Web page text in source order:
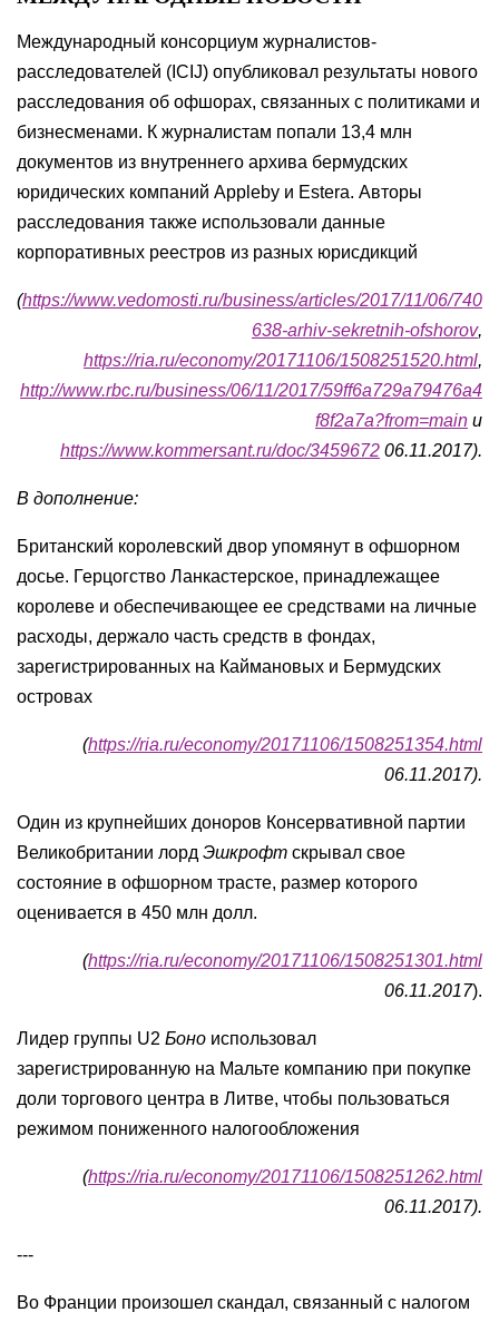
Международный консорциум журналистов-
расследователей (ICIJ) опубликовал результаты нового
расследования об офшорах, связанных с политиками и
бизнесменами. К журналистам попали 13,4 млн
документов из внутреннего архива бермудских
юридических компаний Appleby и Estera. Авторы
расследования также использовали данные
корпоративных реестров из разных юрисдикций
(https://www.vedomosti.ru/business/articles/2017/11/06/740
638-arhiv-sekretnih-ofshorov,
https://ria.ru/economy/20171106/1508251520.html,
http://www.rbc.ru/business/06/11/2017/59ff6a729a79476a4
f8f2a7a?from=main и
https://www.kommersant.ru/doc/3459672 06.11.2017).
В дополнение:
Британский королевский двор упомянут в офшорном
досье. Герцогство Ланкастерское, принадлежащее
королеве и обеспечивающее ее средствами на личные
расходы, держало часть средств в фондах,
зарегистрированных на Каймановых и Бермудских
островах
(https://ria.ru/economy/20171106/1508251354.html
06.11.2017).
Один из крупнейших доноров Консервативной партии
Великобритании лорд Эшкрофт скрывал свое
состояние в офшорном трасте, размер которого
оценивается в 450 млн долл.
(https://ria.ru/economy/20171106/1508251301.html
06.11.2017).
Лидер группы U2 Боно использовал
зарегистрированную на Мальте компанию при покупке
доли торгового центра в Литве, чтобы пользоваться
режимом пониженного налогообложения
(https://ria.ru/economy/20171106/1508251262.html
06.11.2017).
---
Во Франции произошел скандал, связанный с налогом